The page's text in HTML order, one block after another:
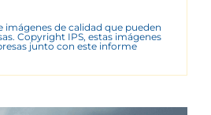
imágenes de calidad que pueden
Copyright IPS, estas imágenes
junto con este informe